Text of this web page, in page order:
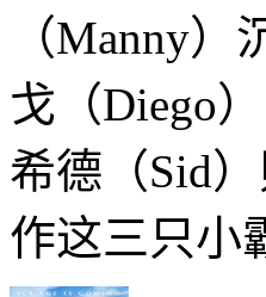
（Manny
戈（Diego
希德（Sid
作这三只小